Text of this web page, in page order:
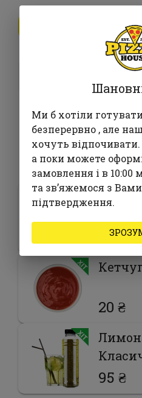
Часто
285 ₴
20 ₴
95 ₴
Ми б хотіли
безперервно , але
хочуть
а поки можете
замовлення і в 10:00
та звʼяжемося з
підтвердження.